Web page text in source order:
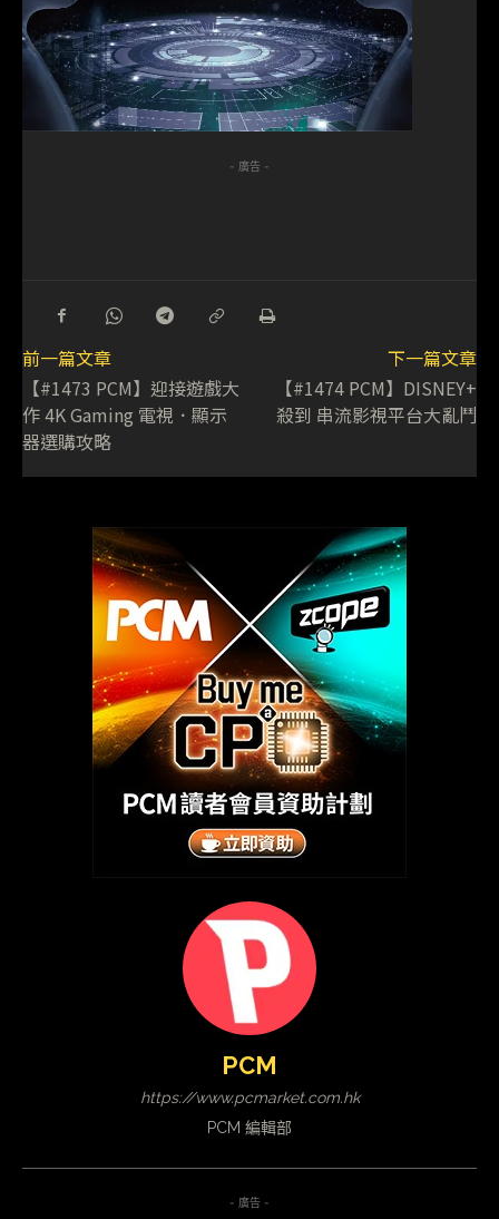
- 廣告 -
前一篇文章
【#1473 PCM】迎接遊戲大
作 4K Gaming 電視．顯示
器選購攻略
下一篇文章
【#1474 PCM】DISNEY+
殺到 串流影視平台大亂鬥
PCM
https://www.pcmarket.com.hk
PCM 編輯部
- 廣告 -